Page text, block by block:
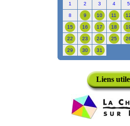
1 2 3 4 5
8 9 10 11
15 16 17 18
22 23 24 25
29 30 31
Liens